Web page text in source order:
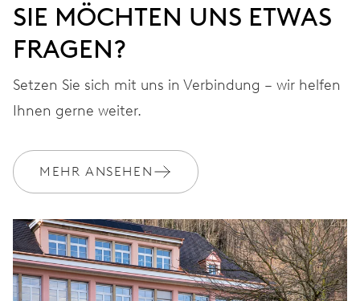
SIE MÖCHTEN UNS ETWAS
FRAGEN?
Setzen Sie sich mit uns in Verbindung – wir helfen
Ihnen gerne weiter.
MEHR ANSEHEN